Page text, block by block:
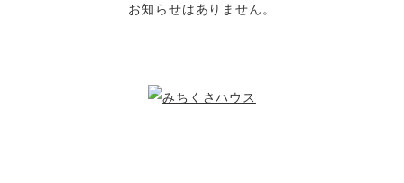
お知らせはありません。